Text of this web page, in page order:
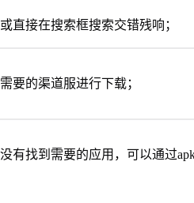
直接在搜索框搜索交错残响；
要的渠道服进行下载；
有找到需要的应用，可以通过